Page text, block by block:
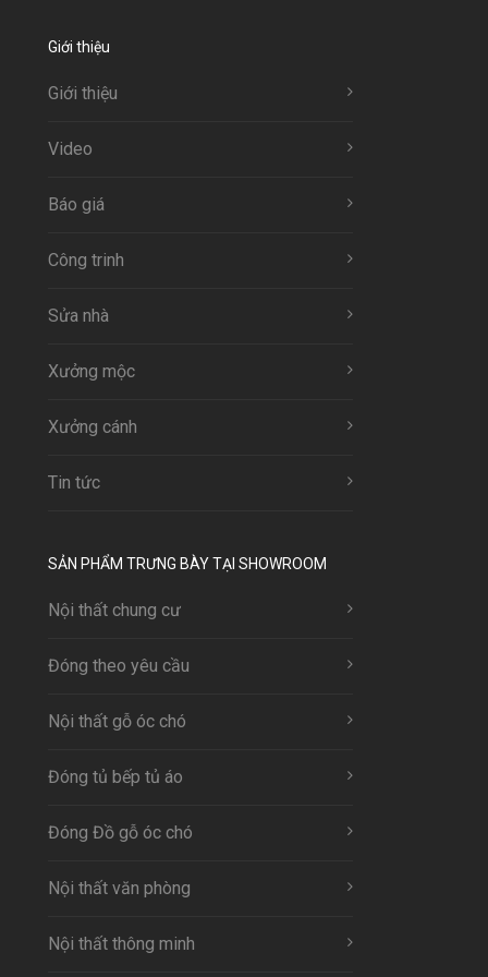
Giới thiệu
Giới thiệu
Video
Báo giá
Công trinh
Sửa nhà
Xưởng mộc
Xưởng cánh
Tin tức
SẢN PHẨM TRƯNG BÀY TẠI SHOWROOM
Nội thất chung cư
Đóng theo yêu cầu
Nội thất gỗ óc chó
Đóng tủ bếp tủ áo
Đóng Đồ gỗ óc chó
Nội thất văn phòng
Nội thất thông minh